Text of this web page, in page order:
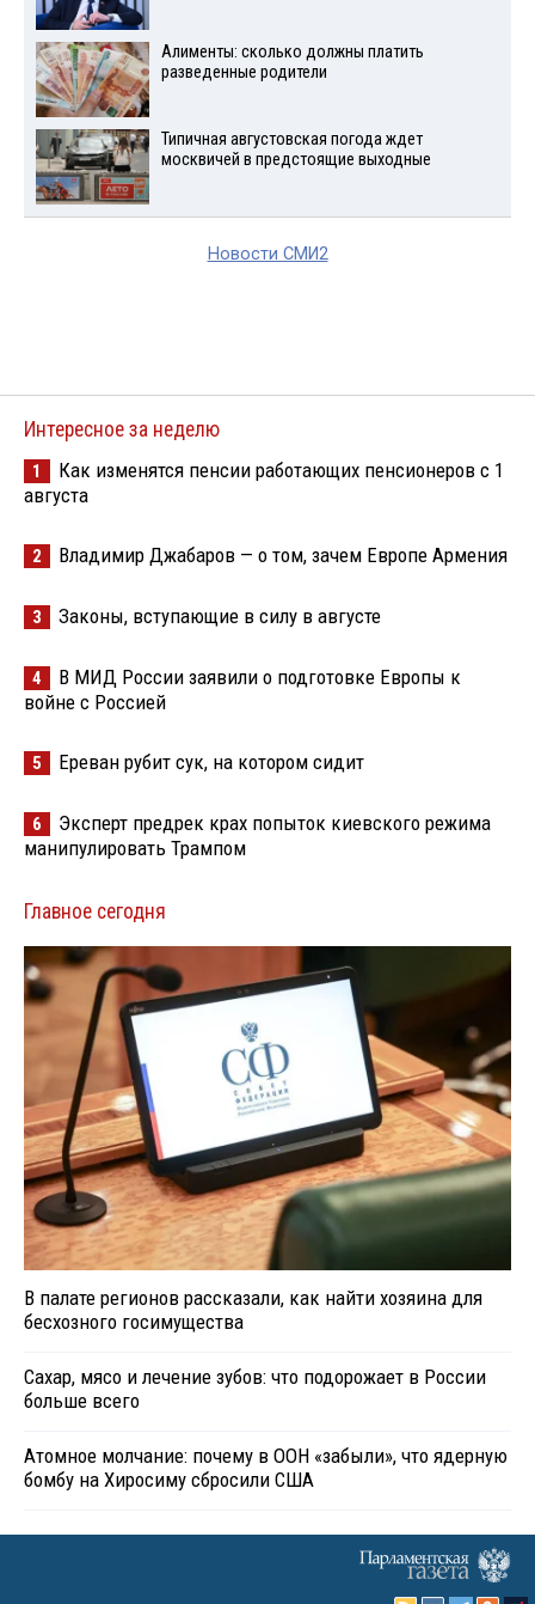
Алименты: сколько должны платить
разведенные родители
Типичная августовская погода ждет
москвичей в предстоящие выходные
Новости СМИ2
Интересное за неделю
1
Как изменятся пенсии работающих пенсионеров с 1
августа
2 Владимир Джабаров — о том, зачем Европе Армения
3 Законы, вступающие в силу в августе
4
В МИД России заявили о подготовке Европы к
войне с Россией
5 Ереван рубит сук, на котором сидит
6
Эксперт предрек крах попыток киевского режима
манипулировать Трампом
Главное сегодня
В палате регионов рассказали, как найти хозяина для
бесхозного госимущества
Сахар, мясо и лечение зубов: что подорожает в России
больше всего
Атомное молчание: почему в ООН «забыли», что ядерную
бомбу на Хиросиму сбросили США